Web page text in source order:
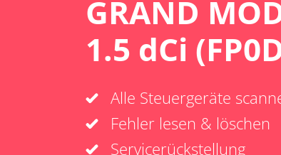
GRAND
1.5 dCi
Alle Steuergeräte
Fehler lesen & löschen
Servicerückstellung